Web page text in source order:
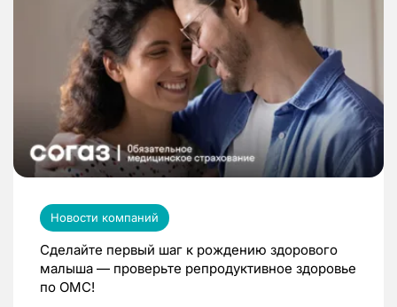
Новости компаний
Сделайте первый шаг к рождению здорового
малыша — проверьте репродуктивное здоровье
по ОМС!